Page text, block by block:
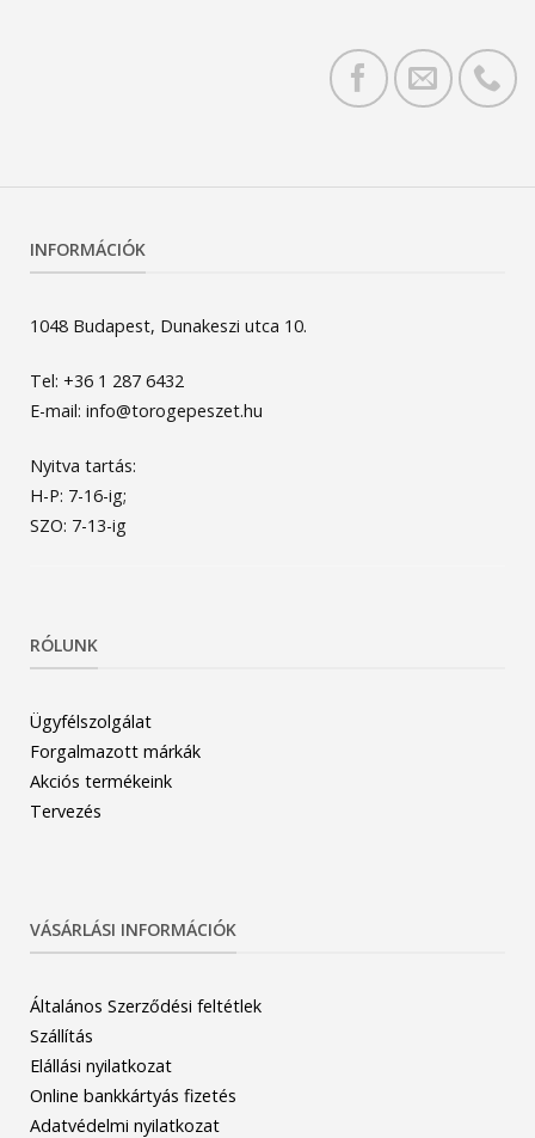
INFORMÁCIÓK
1048 Budapest, Dunakeszi utca 10.
Tel: +36 1 287 6432
E-mail: info@torogepeszet.hu
Nyitva tartás:
H-P: 7-16-ig;
SZO: 7-13-ig
RÓLUNK
Ügyfélszolgálat
Forgalmazott márkák
Akciós termékeink
Tervezés
VÁSÁRLÁSI INFORMÁCIÓK
Általános Szerződési feltétlek
Szállítás
Elállási nyilatkozat
Online bankkártyás fizetés
Adatvédelmi nyilatkozat